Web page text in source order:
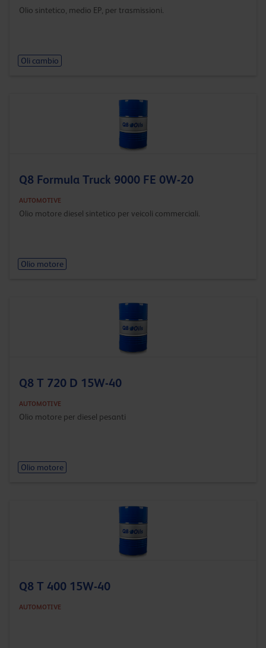
Olio sintetico, medio EP, per trasmissioni.
Oli cambio
Q8 Formula Truck 9000 FE 0W-20
AUTOMOTIVE
Olio motore diesel sintetico per veicoli commerciali.
Olio motore
Q8 T 720 D 15W-40
AUTOMOTIVE
Olio motore per diesel pesanti
Olio motore
Q8 T 400 15W-40
AUTOMOTIVE